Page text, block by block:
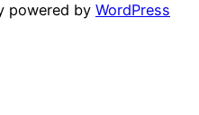
powered by WordPress